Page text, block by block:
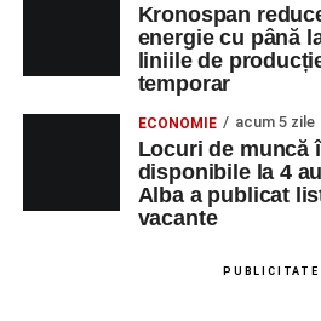
Kronospan
energie cu până
liniile de
temporar
ECONOMIE acum 5 zile
Locuri de muncă
disponibile la 4
Alba a publicat
vacante
PUBLICITATE